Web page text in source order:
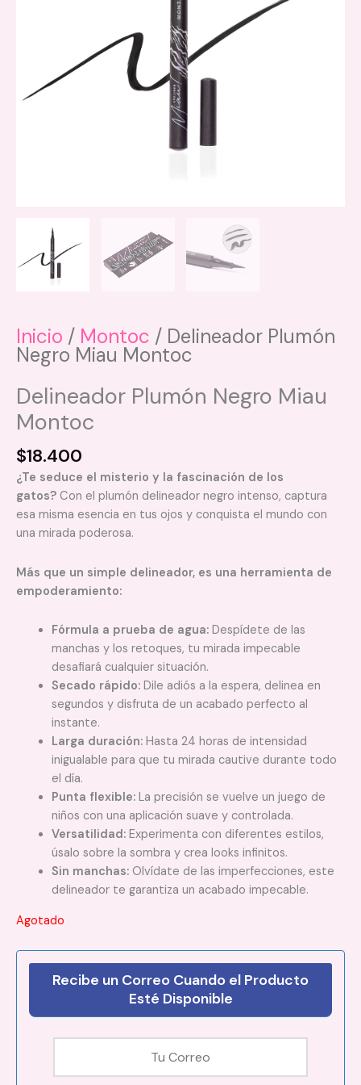
Inicio / Montoc / Delineador Plumón
Negro Miau Montoc
Delineador Plumón Negro Miau
Montoc
$18.400
¿Te seduce el misterio y la fascinación de los
gatos? Con el plumón delineador negro intenso, captura
esa misma esencia en tus ojos y conquista el mundo con
una mirada poderosa.
Más que un simple delineador, es una herramienta de
empoderamiento:
Fórmula a prueba de agua:Despídete de las
manchas y los retoques, tu mirada impecable
desafiará cualquier situación.
Secado rápido:Dile adiós a la espera, delinea en
segundos y disfruta de un acabado perfecto al
instante.
Larga duración:Hasta 24 horas de intensidad
inigualable para que tu mirada cautive durante todo
el día.
Punta flexible:La precisión se vuelve un juego de
niños con una aplicación suave y controlada.
Versatilidad:Experimenta con diferentes estilos,
úsalo sobre la sombra y crea looks infinitos.
Sin manchas:Olvídate de las imperfecciones, este
delineador te garantiza un acabado impecable.
Agotado
Recibe un Correo Cuando el Producto
Esté Disponible